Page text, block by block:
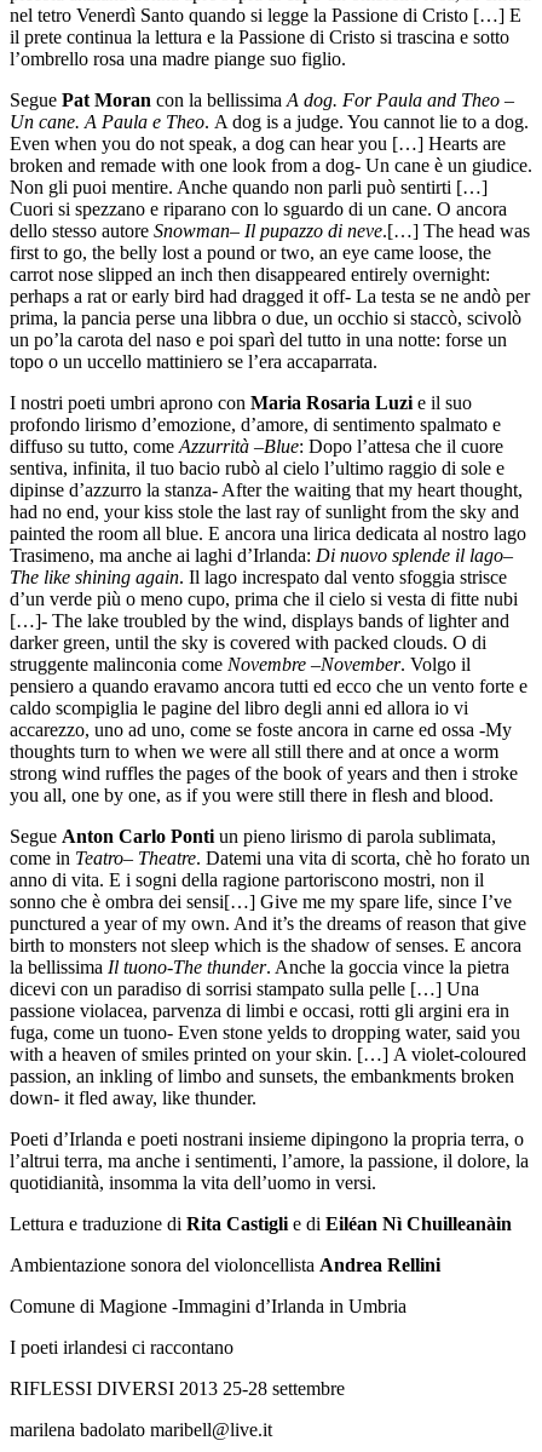
nel tetro Venerdì Santo quando si legge la Passione di Cristo […] E
il prete continua la lettura e la Passione di Cristo si trascina e sotto
l’ombrello rosa una madre piange suo figlio.
Segue Pat Moran con la bellissima A dog. For Paula and Theo –
Un cane. A Paula e Theo. A dog is a judge. You cannot lie to a dog.
Even when you do not speak, a dog can hear you […] Hearts are
broken and remade with one look from a dog- Un cane è un giudice.
Non gli puoi mentire. Anche quando non parli può sentirti […]
Cuori si spezzano e riparano con lo sguardo di un cane. O ancora
dello stesso autore Snowman– Il pupazzo di neve.[…] The head was
first to go, the belly lost a pound or two, an eye came loose, the
carrot nose slipped an inch then disappeared entirely overnight:
perhaps a rat or early bird had dragged it off- La testa se ne andò per
prima, la pancia perse una libbra o due, un occhio si staccò, scivolò
un po’la carota del naso e poi sparì del tutto in una notte: forse un
topo o un uccello mattiniero se l’era accaparrata.
I nostri poeti umbri aprono con Maria Rosaria Luzi e il suo
profondo lirismo d’emozione, d’amore, di sentimento spalmato e
diffuso su tutto, come Azzurrità –Blue: Dopo l’attesa che il cuore
sentiva, infinita, il tuo bacio rubò al cielo l’ultimo raggio di sole e
dipinse d’azzurro la stanza- After the waiting that my heart thought,
had no end, your kiss stole the last ray of sunlight from the sky and
painted the room all blue. E ancora una lirica dedicata al nostro lago
Trasimeno, ma anche ai laghi d’Irlanda: Di nuovo splende il lago–
The like shining again. Il lago increspato dal vento sfoggia strisce
d’un verde più o meno cupo, prima che il cielo si vesta di fitte nubi
[…]- The lake troubled by the wind, displays bands of lighter and
darker green, until the sky is covered with packed clouds. O di
struggente malinconia come Novembre –November. Volgo il
pensiero a quando eravamo ancora tutti ed ecco che un vento forte e
caldo scompiglia le pagine del libro degli anni ed allora io vi
accarezzo, uno ad uno, come se foste ancora in carne ed ossa -My
thoughts turn to when we were all still there and at once a worm
strong wind ruffles the pages of the book of years and then i stroke
you all, one by one, as if you were still there in flesh and blood.
Segue Anton Carlo Ponti un pieno lirismo di parola sublimata,
come in Teatro– Theatre. Datemi una vita di scorta, chè ho forato un
anno di vita. E i sogni della ragione partoriscono mostri, non il
sonno che è ombra dei sensi[…] Give me my spare life, since I’ve
punctured a year of my own. And it’s the dreams of reason that give
birth to monsters not sleep which is the shadow of senses. E ancora
la bellissima Il tuono-The thunder. Anche la goccia vince la pietra
dicevi con un paradiso di sorrisi stampato sulla pelle […] Una
passione violacea, parvenza di limbi e occasi, rotti gli argini era in
fuga, come un tuono- Even stone yelds to dropping water, said you
with a heaven of smiles printed on your skin. […] A violet-coloured
passion, an inkling of limbo and sunsets, the embankments broken
down- it fled away, like thunder.
Poeti d’Irlanda e poeti nostrani insieme dipingono la propria terra, o
l’altrui terra, ma anche i sentimenti, l’amore, la passione, il dolore, la
quotidianità, insomma la vita dell’uomo in versi.
Lettura e traduzione di Rita Castigli e di Eiléan Nì Chuilleanàin
Ambientazione sonora del violoncellista Andrea Rellini
Comune di Magione -Immagini d’Irlanda in Umbria
I poeti irlandesi ci raccontano
RIFLESSI DIVERSI 2013 25-28 settembre
marilena badolato maribell@live.it